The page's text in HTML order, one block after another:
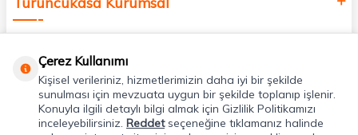
Uygulamalarımız
Çerez Kullanımı
Kişisel verileriniz, hizmetlerimizin daha iyi bir şekilde
sunulması için mevzuata uygun bir şekilde toplanıp işlenir.
Konuyla ilgili detaylı bilgi almak için Gizlilik Politikamızı
inceleyebilirsiniz. Reddetseçeneğine tıklamanız halinde